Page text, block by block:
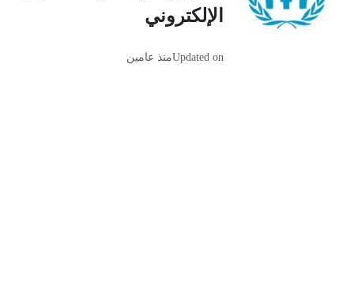
الإلكتروني
Updated onمنذ عامين